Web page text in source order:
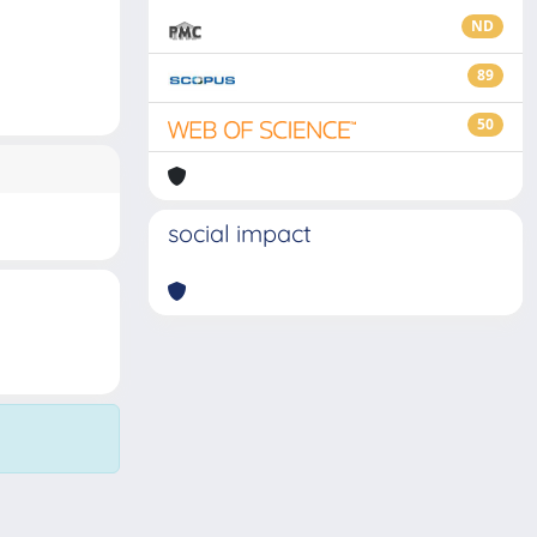
ND
89
50
social impact